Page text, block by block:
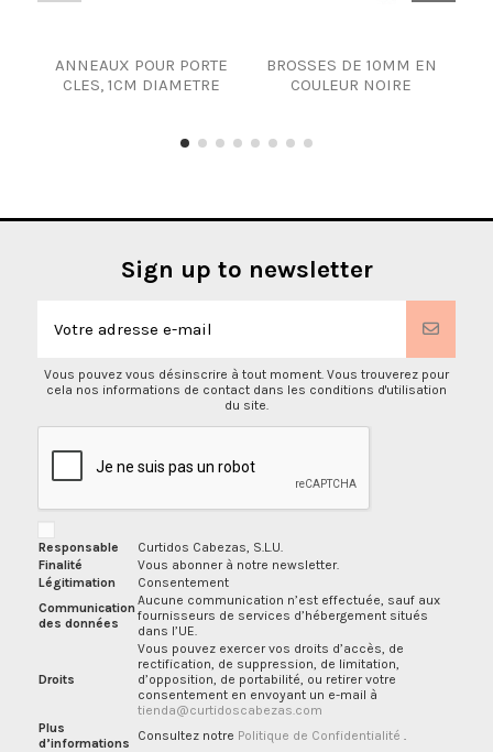
ANNEAUX POUR PORTE
CLES, 1CM DIAMETRE
BROSSES DE 10MM EN
COULEUR NOIRE
Sign up to newsletter
Vous pouvez vous désinscrire à tout moment. Vous trouverez pour
cela nos informations de contact dans les conditions d'utilisation
du site.
Responsable
Curtidos Cabezas, S.L.U.
Finalité
Vous abonner à notre newsletter.
Légitimation
Consentement
Communication
des données
Aucune communication n’est effectuée, sauf aux
fournisseurs de services d’hébergement situés
dans l’UE.
Droits
Vous pouvez exercer vos droits d’accès, de
rectification, de suppression, de limitation,
d’opposition, de portabilité, ou retirer votre
consentement en envoyant un e-mail à
tienda@curtidoscabezas.com
Plus
d’informations
Consultez notre Politique de Confidentialité